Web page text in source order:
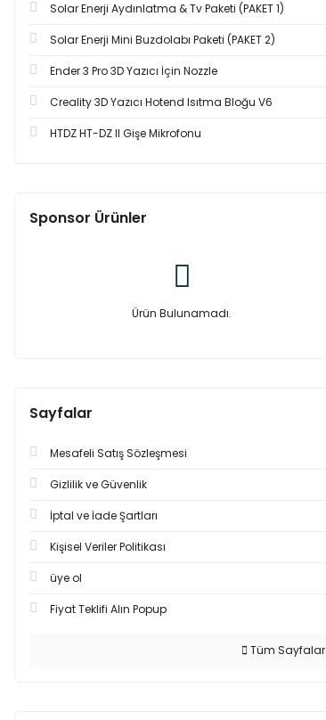
Solar Enerji Aydınlatma & Tv Paketi (PAKET 1)
Solar Enerji Mini Buzdolabı Paketi (PAKET 2)
Ender 3 Pro 3D Yazıcı İçin Nozzle
Creality 3D Yazıcı Hotend Isıtma Bloğu V6
HTDZ HT-DZ II Gişe Mikrofonu
Sponsor Ürünler
Ürün Bulunamadı.
Sayfalar
Mesafeli Satış Sözleşmesi
Gizlilik ve Güvenlik
İptal ve İade Şartları
Kişisel Veriler Politikası
üye ol
Fiyat Teklifi Alın Popup
Tüm Sayfalar